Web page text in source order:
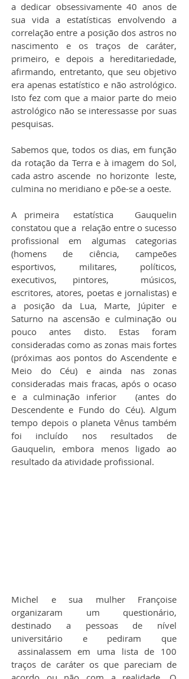
a dedicar obsessivamente 40 anos de
sua vida a estatísticas envolvendo a
correlação entre a posição dos astros no
nascimento e os traços de caráter,
primeiro, e depois a hereditariedade,
afirmando, entretanto, que seu objetivo
era apenas estatístico e não astrológico.
Isto fez com que a maior parte do meio
astrológico não se interessasse por suas
pesquisas.
Sabemos que, todos os dias, em função
da rotação da Terra e à imagem do Sol,
cada astro ascende  no horizonte  leste,
culmina no meridiano e põe-se a oeste.
A primeira  estatística   Gauquelin
constatou que a  relação entre o sucesso
profissional em algumas categorias
(homens de ciência, campeões
esportivos, militares, políticos,
executivos, pintores,  músicos,
escritores, atores, poetas e jornalistas) e
a posição da Lua, Marte, Júpiter e
Saturno na ascensão e culminação ou
pouco antes disto. Estas foram
consideradas como as zonas mais fortes
(próximas aos pontos do Ascendente e
Meio do Céu) e ainda nas zonas
consideradas mais fracas, após o ocaso
e a culminação inferior   (antes do
Descendente e Fundo do Céu). Algum
tempo depois o planeta Vênus também
foi incluído nos resultados de
Gauquelin, embora menos ligado ao
resultado da atividade profissional.
Michel e sua mulher Françoise
organizaram um questionário,
destinado a pessoas de nível
universitário e pediram que
assinalassem em uma lista de 100
traços de caráter os que pareciam de